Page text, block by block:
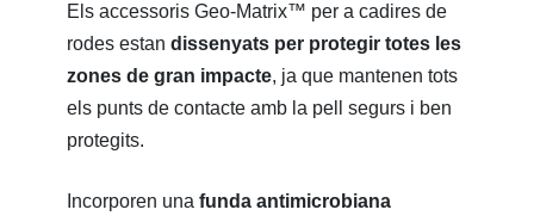
Els accessoris Geo-Matrix™ per a cadires de
rodes estandissenyats per protegir totes les
zones de gran impacte, ja que mantenen tots
els punts de contacte amb la pell segurs i ben
protegits.
Incorporen unafunda antimicrobiana